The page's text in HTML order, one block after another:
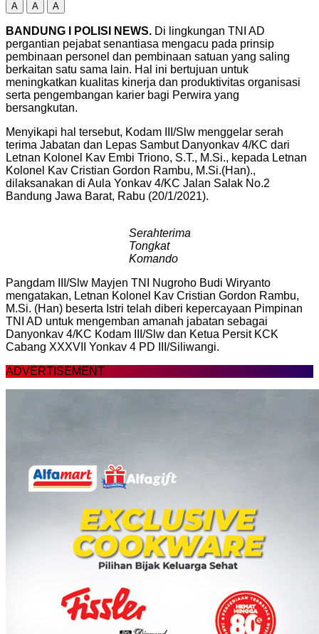
A A A
BANDUNG I POLISI NEWS. Di lingkungan TNI AD
pergantian pejabat senantiasa mengacu pada prinsip
pembinaan personel dan pembinaan satuan yang saling
berkaitan satu sama lain. Hal ini bertujuan untuk
meningkatkan kualitas kinerja dan produktivitas organisasi
serta pengembangan karier bagi Perwira yang
bersangkutan.
Menyikapi hal tersebut, Kodam III/Slw menggelar serah
terima Jabatan dan Lepas Sambut Danyonkav 4/KC dari
Letnan Kolonel Kav Embi Triono, S.T., M.Si., kepada Letnan
Kolonel Kav Cristian Gordon Rambu, M.Si.(Han).,
dilaksanakan di Aula Yonkav 4/KC Jalan Salak No.2
Bandung Jawa Barat, Rabu (20/1/2021).
Serahterima
Tongkat
Komando
Pangdam III/Slw Mayjen TNI Nugroho Budi Wiryanto
mengatakan, Letnan Kolonel Kav Cristian Gordon Rambu,
M.Si. (Han) beserta Istri telah diberi kepercayaan Pimpinan
TNI AD untuk mengemban amanah jabatan sebagai
Danyonkav 4/KC Kodam III/Slw dan Ketua Persit KCK
Cabang XXXVII Yonkav 4 PD III/Siliwangi.
ADVERTISEMENT